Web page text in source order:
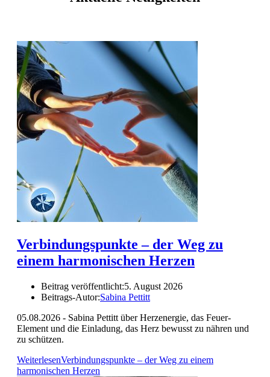
Verbindungspunkte – der Weg zu
einem harmonischen Herzen
Beitrag veröffentlicht:5. August 2026
Beitrags-Autor:Sabina Pettitt
05.08.2026 - Sabina Pettitt über Herzenergie, das Feuer-
Element und die Einladung, das Herz bewusst zu nähren und
zu schützen.
WeiterlesenVerbindungspunkte – der Weg zu einem
harmonischen Herzen